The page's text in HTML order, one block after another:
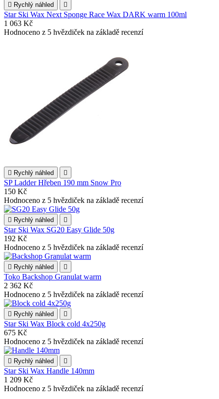
 Rychlý náhled 
Star Ski Wax Next Sponge Race Wax DARK warm 100ml
1 063 Kč
Hodnoceno z 5 hvězdiček na základě recenzí
 Rychlý náhled 
SP Ladder Hřeben 190 mm Snow Pro
150 Kč
Hodnoceno z 5 hvězdiček na základě recenzí
 Rychlý náhled 
Star Ski Wax SG20 Easy Glide 50g
192 Kč
Hodnoceno z 5 hvězdiček na základě recenzí
 Rychlý náhled 
Toko Backshop Granulat warm
2 362 Kč
Hodnoceno z 5 hvězdiček na základě recenzí
 Rychlý náhled 
Star Ski Wax Block cold 4x250g
675 Kč
Hodnoceno z 5 hvězdiček na základě recenzí
 Rychlý náhled 
Star Ski Wax Handle 140mm
1 209 Kč
Hodnoceno z 5 hvězdiček na základě recenzí